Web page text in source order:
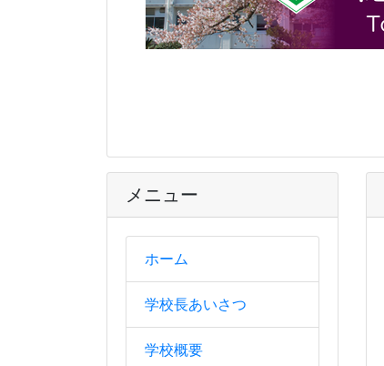
メニュー
ホーム
学校長あいさつ
学校概要